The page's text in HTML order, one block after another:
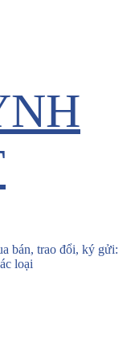
bán, trao đổi, ký gửi:
loại